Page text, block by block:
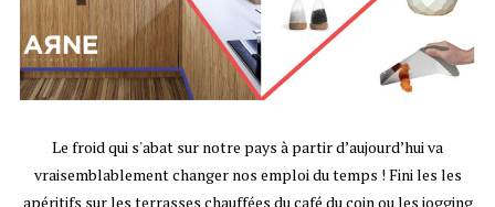
Le froid qui s'abat sur notre pays à partir d’aujourd’hui va
vraisemblablement changer nos emploi du temps ! Fini les les
apéritifs sur les terrasses chauffées du café du coin ou les jogging